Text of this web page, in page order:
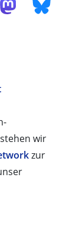
wir
zur